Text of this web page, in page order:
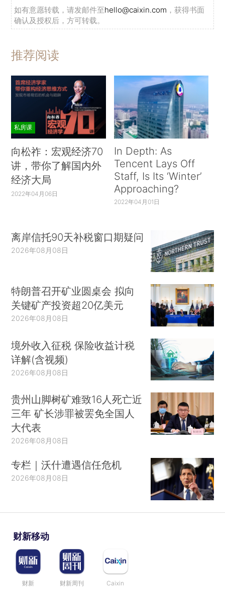
如有意愿转载，请发邮件至hello@caixin.com ，获得书面
确认及授权后，方可转载。
推荐阅读
私房课
向松祚：宏观经济70
讲，带你了解国内外
经济大局
2022年04月06日
In Depth: As
Tencent Lays Off
Staff, Is Its ‘Winter’
Approaching?
2022年04月01日
离岸信托90天补税窗口期疑问
2026年08月08日
特朗普召开矿业圆桌会 拟向
关键矿产投资超20亿美元
2026年08月08日
境外收入征税 保险收益计税
详解(含视频)
2026年08月08日
贵州山脚树矿难致16人死亡近
三年 矿长涉罪被罢免全国人
大代表
2026年08月08日
专栏｜沃什遭遇信任危机
2026年08月08日
财新移动
财新 财新周刊 Caixin